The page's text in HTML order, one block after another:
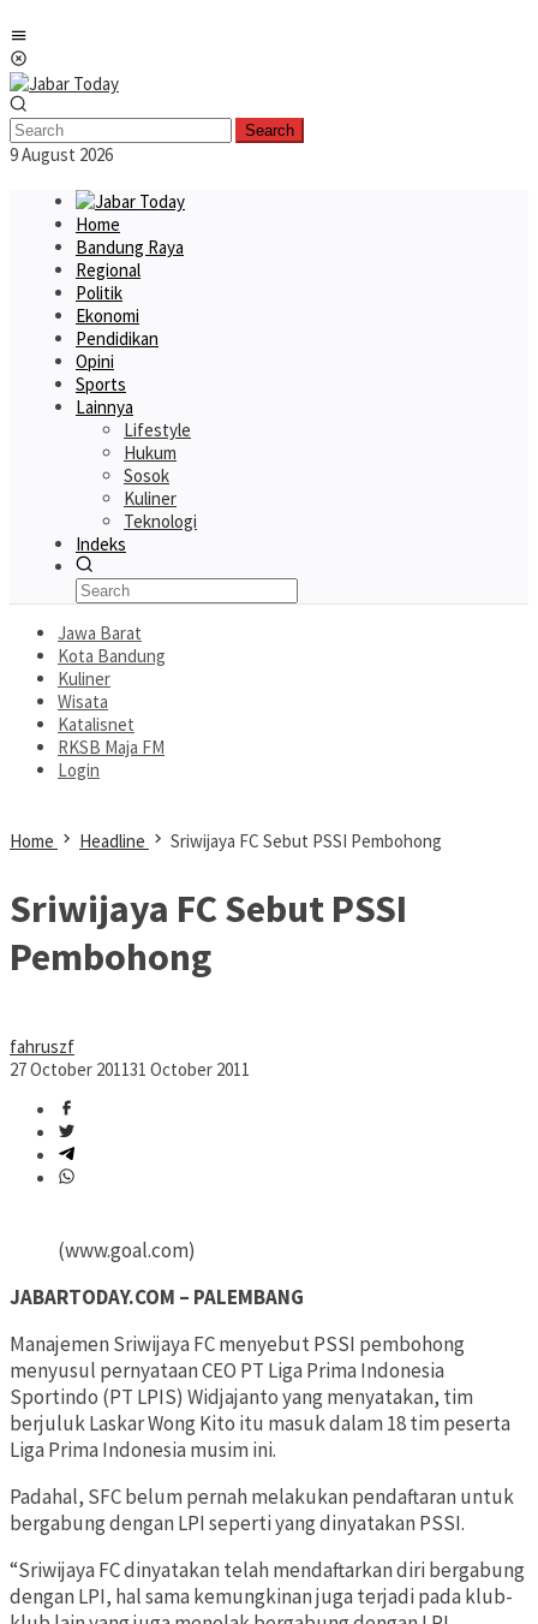
to
content
Search
9 August 2026
Home
Bandung Raya
Regional
Politik
Ekonomi
Pendidikan
Opini
Sports
Lainnya
Lifestyle
Hukum
Sosok
Kuliner
Teknologi
Indeks
Jawa Barat
Kota Bandung
Kuliner
Wisata
Katalisnet
RKSB Maja FM
Login
Home Headline Sriwijaya FC Sebut PSSI Pembohong
Sriwijaya FC Sebut PSSI
Pembohong
fahruszf
27 October 201131 October 2011
(www.goal.com)
JABARTODAY.COM – PALEMBANG
Manajemen Sriwijaya FC menyebut PSSI pembohong
menyusul pernyataan CEO PT Liga Prima Indonesia
Sportindo (PT LPIS) Widjajanto yang menyatakan, tim
berjuluk Laskar Wong Kito itu masuk dalam 18 tim peserta
Liga Prima Indonesia musim ini.
Padahal, SFC belum pernah melakukan pendaftaran untuk
bergabung dengan LPI seperti yang dinyatakan PSSI.
“Sriwijaya FC dinyatakan telah mendaftarkan diri bergabung
dengan LPI, hal sama kemungkinan juga terjadi pada klub-